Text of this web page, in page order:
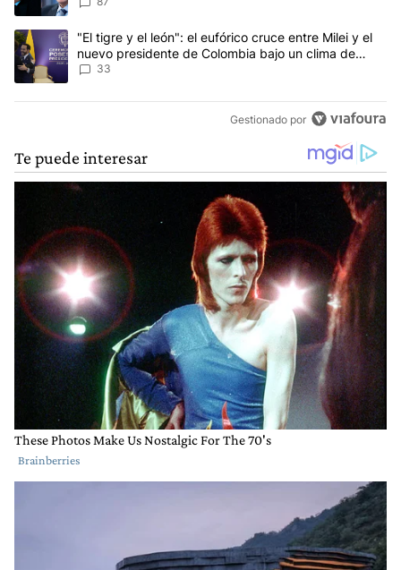
Un artículo de tendencia con el título ""El tigre y el león": el
"El tigre y el león": el eufórico cruce entre Milei y el
nuevo presidente de Colombia bajo un clima de
máxima tensión
33
Gestionado por